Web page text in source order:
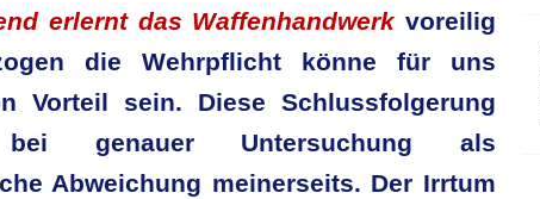
erlernt das Waffenhandwerkvoreilig
die Wehrpflicht könne für uns
Vorteil sein. Diese Schlussfolgerung
genauer Untersuchung als
Abweichung meinerseits. Der Irrtum